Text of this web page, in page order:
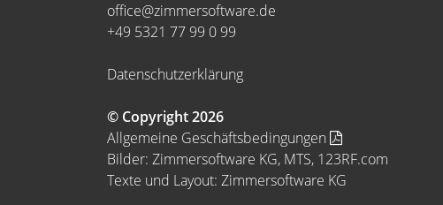
office@zimmersoftware.de
+49 5321 77 99 0 99
Datenschutzerklärung
© Copyright 2026
Allgemeine Geschäftsbedingungen
Bilder: Zimmersoftware KG, MTS, 123RF.com
Texte und Layout: Zimmersoftware KG